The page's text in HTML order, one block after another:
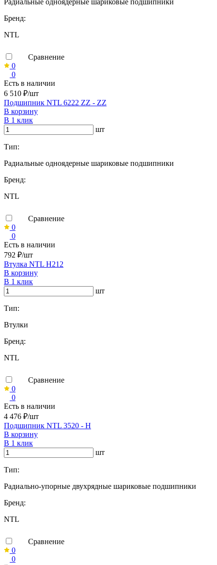
Бренд:
NTL
Сравнение
0
0
Есть в наличии
6 510 ₽/шт
Подшипник NTL 6222 ZZ - ZZ
В корзину
В 1 клик
шт
Тип:
Радиальные одноядерные шариковые подшипники
Бренд:
NTL
Сравнение
0
0
Есть в наличии
792 ₽/шт
Втулка NTL H212
В корзину
В 1 клик
шт
Тип:
Втулки
Бренд:
NTL
Сравнение
0
0
Есть в наличии
4 476 ₽/шт
Подшипник NTL 3520 - H
В корзину
В 1 клик
шт
Тип:
Радиально-упорные двухрядные шариковые подшипники
Бренд:
NTL
Сравнение
0
0